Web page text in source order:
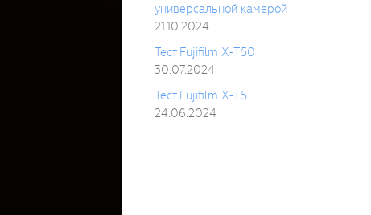
универсальной камерой
21.10.2024
Тест Fujifilm X-T50
30.07.2024
Тест Fujifilm X-T5
24.06.2024